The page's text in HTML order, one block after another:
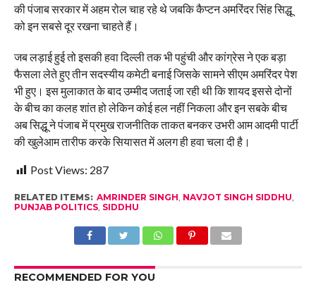
की पंजाब सरकार में अहम रोल चाह रहे थे जबकि कैप्टन अमरिंदर सिंह सिद्धू
को इन सबसे दूर रखना चाहते हैं।
जब लड़ाई हुई तो इसकी हवा दिल्ली तक भी पहुंची और कांग्रेस ने एक बड़ा
फैसला लेते हुए तीन सदस्यीय कमेटी बनाई जिसके सामने सीएम अमरिंदर पेश
भी हुए। इस मुलाकात के बाद उम्मीद जताई जा रही थी कि शायद इससे दोनों
के बीच का कलह शांत हो लेकिन कोई हल नहीं निकला और इन सबके बीच
अब सिद्धू ने पंजाब में प्रमुख राजनीतिक ताकत बनकर उभरी आम आदमी पार्टी
की खुलेआम तारीफ करके सियासत में अलग ही हवा चला दी है।
Post Views: 287
RELATED ITEMS: AMRINDER SINGH, NAVJOT SINGH SIDDHU,
PUNJAB POLITICS, SIDDHU
RECOMMENDED FOR YOU